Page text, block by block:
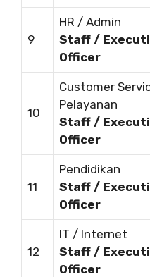
9
HR / Admin
Staff /
Officer
10
Customer
Pelayanan
Staff /
Officer
11
Pendidikan
Staff /
Officer
12
IT / Internet
Staff /
Officer